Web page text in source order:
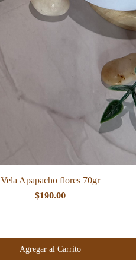
Vista rápida
Vela Apapacho flores 70gr
Precio
$190.00
Agregar al Carrito